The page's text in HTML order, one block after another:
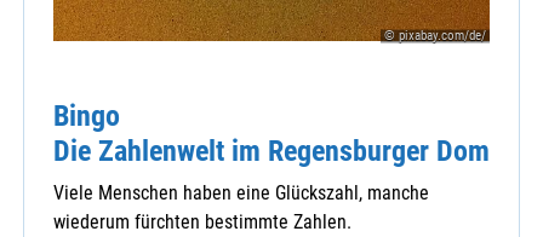
© pixabay.com/de/
Bingo
Die Zahlenwelt im Regensburger Dom
Viele Menschen haben eine Glückszahl, manche
wiederum fürchten bestimmte Zahlen.